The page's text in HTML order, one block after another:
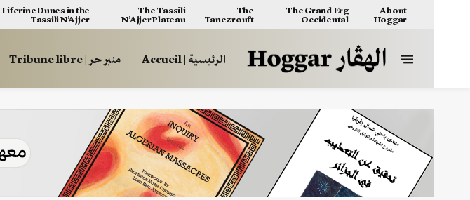
About
Hoggar
The Grand Erg
Occidental
The
Tanezrouft
The Tassili
N’Ajjer Plateau
Tiferine Dunes in the
Tassili N’Ajjer
الرئيسية | Accueil منبر حر | Tribune libre